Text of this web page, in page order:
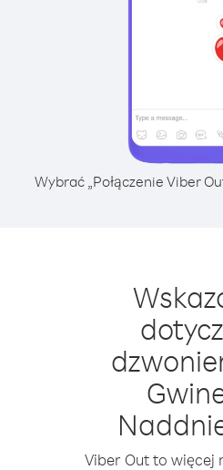
Wybrać „Połączenie Viber
Viber Out to więcej